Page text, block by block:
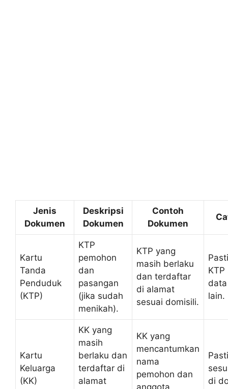
Jenis
Dokumen
Deskripsi
Dokumen
Contoh
Dokumen
Kartu
Tanda
Penduduk
(KTP)
KTP
pemohon
dan
pasangan
(jika sudah
menikah).
KTP yang
masih berlaku
dan terdaftar
di alamat
sesuai domisili.
lain.
Kartu
Keluarga
(KK)
KK yang
masih
berlaku dan
terdaftar di
alamat
KK yang
mencantumkan
nama
pemohon dan
di